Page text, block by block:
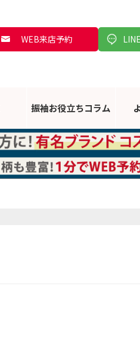
WEB来店予約
振袖お役立ちコラム